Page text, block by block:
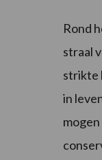
Rond
straal
strikte
in